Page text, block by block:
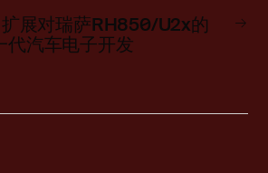
展对瑞萨RH850/U2x的
代汽车电子开发